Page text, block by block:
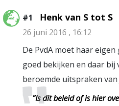
#1 Henk van S tot S
26 juni 2016 , 16:12
De PvdA moet haar eigen
goed bekijken en daar bij
beroemde uitspraken van
”Is dit beleid of is hier